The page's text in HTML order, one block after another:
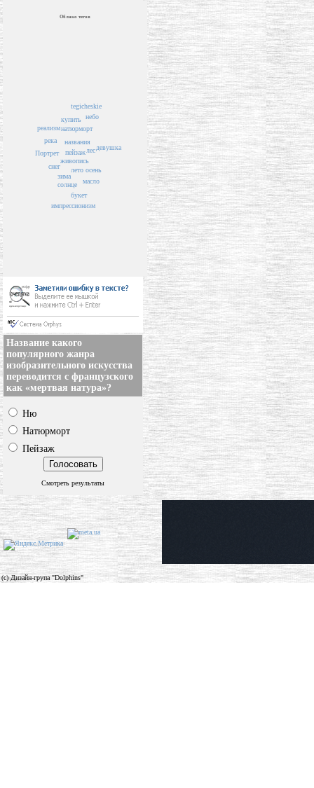
Облако тегов
пейзаж
названия
живопись
лето
натюрморт
купить
солнце
лес
зима
осень
букет
масло
река
снег
tegicheskie
реализм
небо
импрессионизм
Портрет
девушка
Название какого
популярного жанра
изобразительного искусства
переводится с французского
как «мертвая натура»?
Ню
Натюрморт
Пейзаж
Смотреть результаты
(c) Дизайн-група "Dolphins"